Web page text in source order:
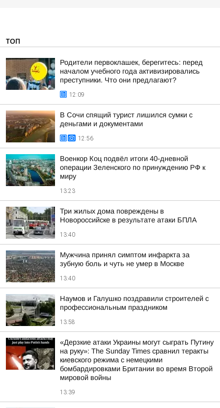
ТОП
Родители первоклашек, берегитесь: перед
началом учебного года активизировались
преступники. Что они предлагают?
12:09
В Сочи спящий турист лишился сумки с
деньгами и документами
12:56
Военкор Коц подвёл итоги 40-дневной
операции Зеленского по принуждению РФ к
миру
13:23
Три жилых дома повреждены в
Новороссийске в результате атаки БПЛА
13:40
Мужчина принял симптом инфаркта за
зубную боль и чуть не умер в Москве
13:40
Наумов и Галушко поздравили строителей с
профессиональным праздником
13:58
«Дерзкие атаки Украины могут сыграть Путину
на руку»: The Sunday Times сравнил теракты
киевского режима с немецкими
бомбардировками Британии во время Второй
мировой войны
13:39